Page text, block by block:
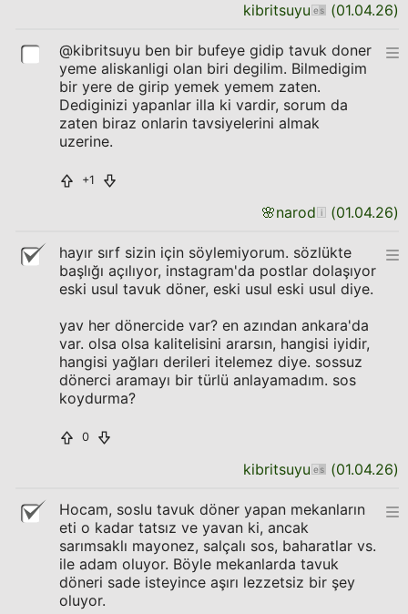
kibritsuyu (01.04.26)
@kibritsuyu ben bir bufeye gidip tavuk doner
yeme aliskanligi olan biri degilim. Bilmedigim
bir yere de girip yemek yemem zaten.
Dediginizi yapanlar illa ki vardir, sorum da
zaten biraz onlarin tavsiyelerini almak
uzerine.
+1
🌸narod (01.04.26)
hayır sırf sizin için söylemiyorum. sözlükte
başlığı açılıyor, instagram'da postlar dolaşıyor
eski usul tavuk döner, eski usul eski usul diye.
yav her dönercide var? en azından ankara'da
var. olsa olsa kalitelisini ararsın, hangisi iyidir,
hangisi yağları derileri itelemez diye. sossuz
dönerci aramayı bir türlü anlayamadım. sos
koydurma?
0
kibritsuyu (01.04.26)
Hocam, soslu tavuk döner yapan mekanların
eti o kadar tatsız ve yavan ki, ancak
sarımsaklı mayonez, salçalı sos, baharatlar vs.
ile adam oluyor. Böyle mekanlarda tavuk
döneri sade isteyince aşırı lezzetsiz bir şey
oluyor.